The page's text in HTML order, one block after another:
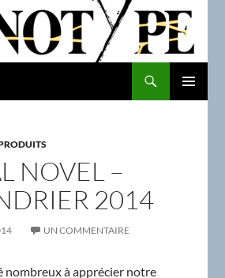
NOVEL –
2014
UN COMMENTAIRE
nombreux à apprécier notre